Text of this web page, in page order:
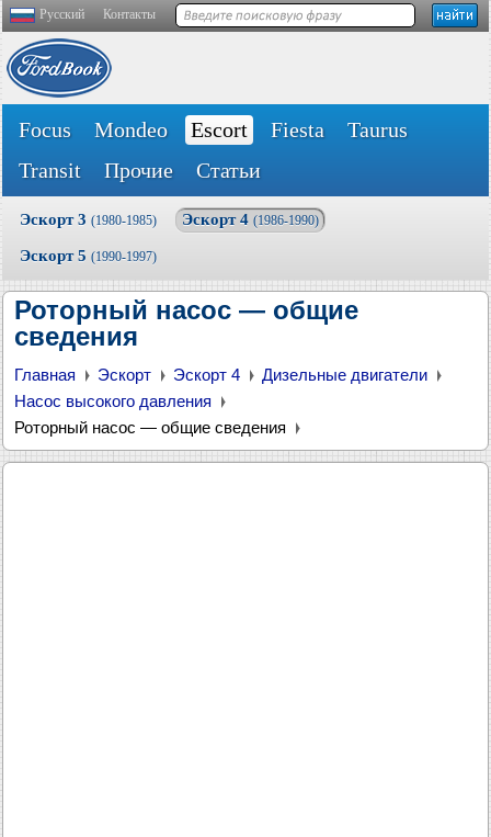
Русский Контакты
Focus Mondeo Escort Fiesta
Taurus
Transit
Прочие Статьи
Эскорт 3 (1980-1985) Эскорт 4 (1986-1990)
Эскорт 5 (1990-1997)
Роторный насос — общие
сведения
Главная Эскорт Эскорт 4
Дизельные двигатели
Насос высокого давления
Роторный насос — общие сведения